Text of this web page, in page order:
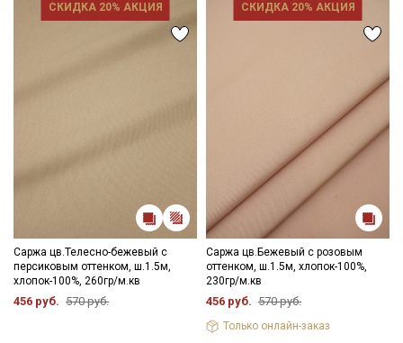
СКИДКА 20% АКЦИЯ
Саржа цв.Телесно-бежевый с
персиковым оттенком, ш.1.5м,
хлопок-100%, 260гр/м.кв
456 руб. 570 руб.
СКИДКА 20% АКЦИЯ
Саржа цв.Бежевый с розовым
оттенком, ш.1.5м, хлопок-100%,
230гр/м.кв
456 руб. 570 руб.
Только онлайн-заказ